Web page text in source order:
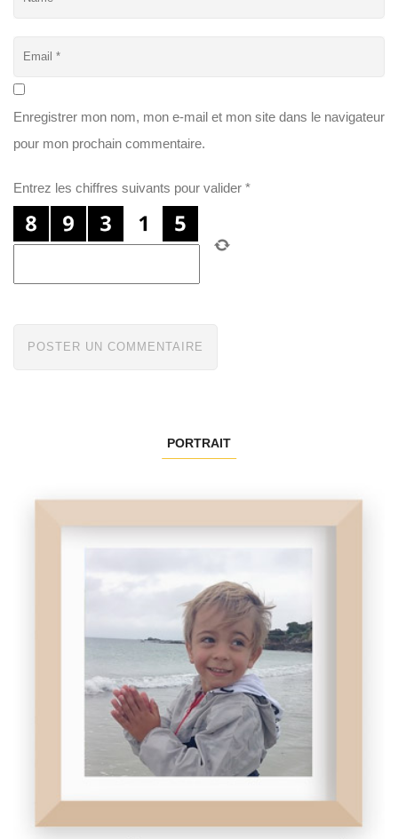
Enregistrer mon nom, mon e-mail et mon site dans le navigateur
pour mon prochain commentaire.
Entrez les chiffres suivants pour valider *
PORTRAIT